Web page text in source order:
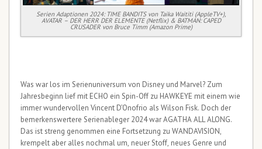
Serien Adaptionen 2024: TIME BANDITS von Taika Waititi (AppleTV+),
AVATAR – DER HERR DER ELEMENTE (Netflix) & BATMAN: CAPED
CRUSADER von Bruce Timm (Amazon Prime)
Was war los im Serienuniversum von Disney und Marvel? Zum
Jahresbeginn lief mit ECHO ein Spin-Off zu HAWKEYE mit einem wie
immer wundervollen Vincent D’Onofrio als Wilson Fisk. Doch der
bemerkenswertere Serienableger 2024 war AGATHA ALL ALONG.
Das ist streng genommen eine Fortsetzung zu WANDAVISION,
krempelt aber alles nochmal um, neuer Stoff, neues Genre und